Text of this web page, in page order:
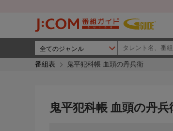
番組表 鬼平犯科帳 血頭の丹兵衛
鬼平犯科帳 血頭の丹兵